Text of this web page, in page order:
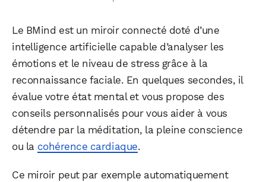
Le BMind est un miroir connecté doté d’une
intelligence artificielle capable d’analyser les
émotions et le niveau de stress grâce à la
reconnaissance faciale. En quelques secondes, il
évalue votre état mental et vous propose des
conseils personnalisés pour vous aider à vous
détendre par la méditation, la pleine conscience
ou la cohérence cardiaque.
Ce miroir peut par exemple automatiquement